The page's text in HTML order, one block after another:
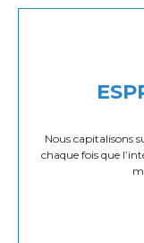
Nous capitalisons
chaque fois que